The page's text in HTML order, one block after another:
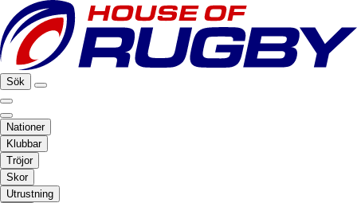
Sök
Nationer
Klubbar
Tröjor
Skor
Utrustning